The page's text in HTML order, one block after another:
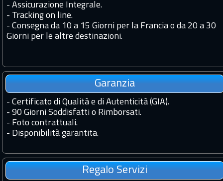
- Assicurazione Integrale.
- Tracking on line.
- Consegna da 10 a 15 Giorni per la Francia o da 20 a 30
Giorni per le altre destinazioni.
Garanzia
- Certificato di Qualità e di Autenticità (GIA).
- 90 Giorni Soddisfatti o Rimborsati.
- Foto contrattuali.
- Disponibilità garantita.
Regalo Servizi